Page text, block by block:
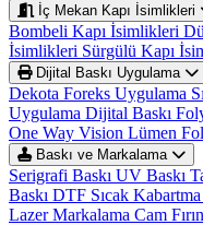
İç Mekan Kapı İsimlikleri
Bombeli Kapı İsimlikleri
İsimlikleri Sürgülü Kapı
Dijital Baskı Uygulama
Dekota Foreks Uygulama
Uygulama Dijital Baskı
One Way Vision Lümen
Baskı ve Markalama
Serigrafi Baskı UV Baskı
Baskı DTF Sıcak Kabartma
Lazer Markalama Cam